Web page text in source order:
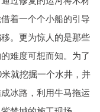
着一个个小船的引导
。更为惊人的是那些
难度可想而知。为了
就挖掘一个水井，并
冰路，利用牛马拖运